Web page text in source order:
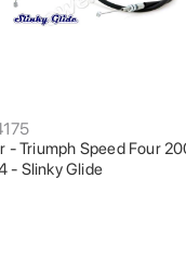
- Triumph Speed Four
- Slinky Glide